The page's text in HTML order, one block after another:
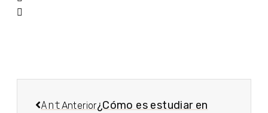
AntAnterior¿Cómo es estudiar en